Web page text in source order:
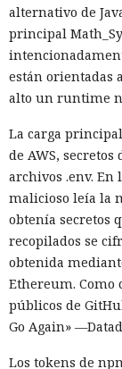
Google Assistant
inteligentes y
2026. Tras la
invocar al
Gemini. La
auriculares y
teléfono. La
alternativo de
principal
están orientadas
alto un runtime
La carga
de AWS, secretos
archivos .env. En
malicioso leía la
obtenía secretos
recopilados se
obtenida
Ethereum.
públicos de
Go Again»
Los tokens de